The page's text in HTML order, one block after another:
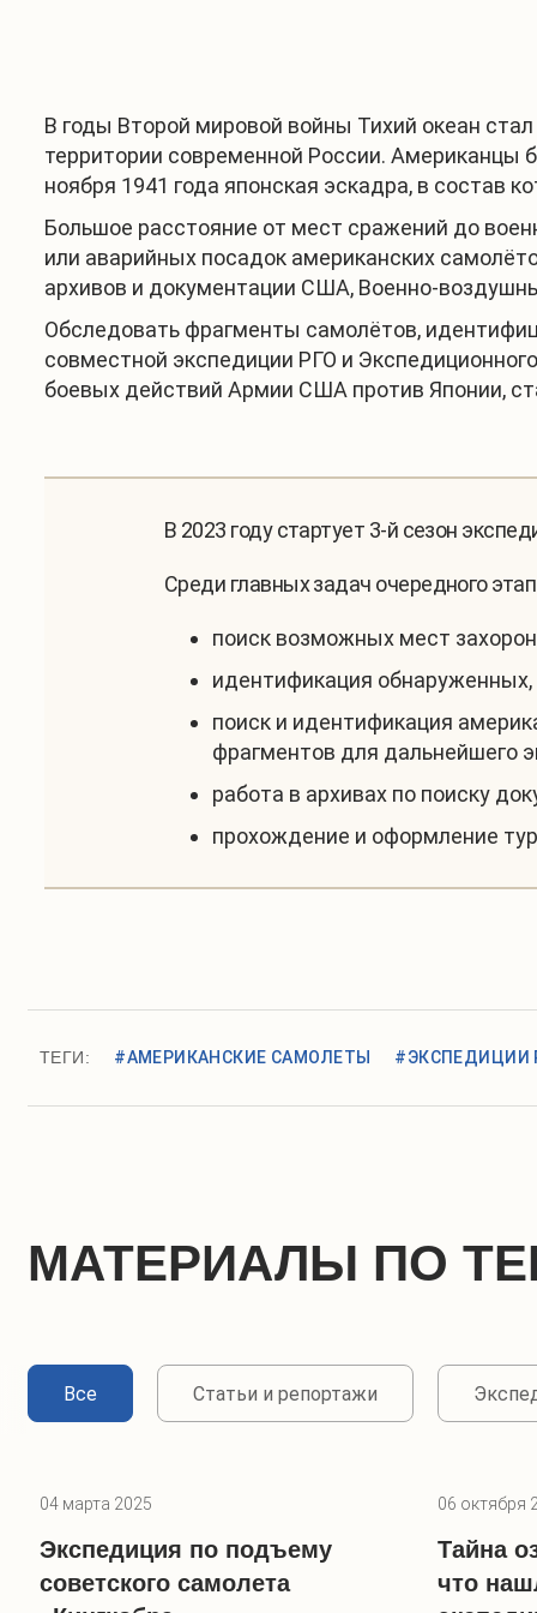
В годы Второй мировой войны Тихий океан
территории современной России. Американцы
ноября 1941 года японская эскадра, в состав
Большое расстояние от мест сражений до
или аварийных посадок американских
архивов и документации США, Военно-
Обследовать фрагменты самолётов,
совместной экспедиции РГО и
боевых действий Армии США против Японии,
В 2023 году стартует 3-й сезон
Среди главных задач очередного
поиск возможных мест
идентификация
поиск и идентификация
фрагментов для дальнейшего
работа в архивах по поиску
прохождение и оформление
ТЕГИ: #АМЕРИКАНСКИЕ САМОЛЕТЫ #ЭКСПЕДИЦИИ
МАТЕРИАЛЫ ПО
Все Статьи и репортажи
04 марта 2025
Экспедиция по подъему
советского самолета
06 октября
Тайна
что